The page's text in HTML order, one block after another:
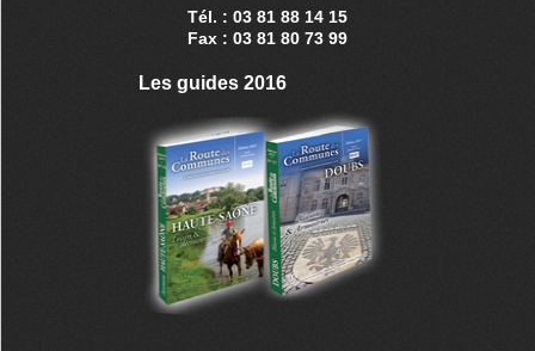
Tél. : 03 81 88 14 15
Fax : 03 81 80 73 99
Les guides 2016